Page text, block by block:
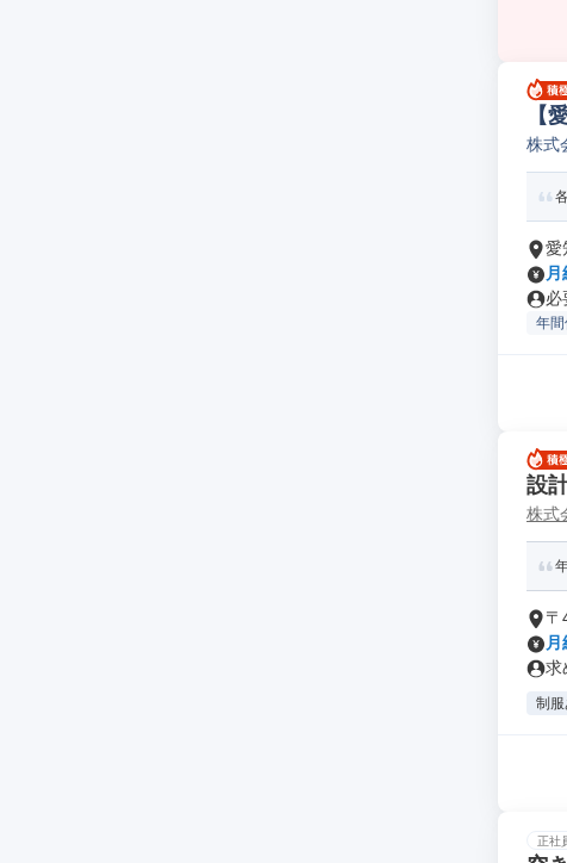
【
実
株式
愛
必
年
設
株式
〒
求
制服
正社